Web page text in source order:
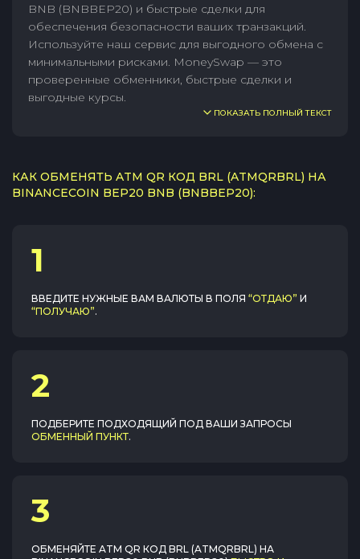
BNB (BNBBEP20) и быстрые сделки для
обеспечения безопасности ваших транзакций.
Используйте наш сервис для выгодного обмена с
минимальными рисками. MoneySwap — это
проверенные обменники, быстрые сделки и
выгодные курсы.
ПОКАЗАТЬ ПОЛНЫЙ ТЕКСТ
КАК ОБМЕНЯТЬ ATM QR КОД BRL (ATMQRBRL) НА
BINANCECOIN BEP20 BNB (BNBBEP20):
1
ВВЕДИТЕ НУЖНЫЕ ВАМ ВАЛЮТЫ В ПОЛЯ “ОТДАЮ” И
“ПОЛУЧАЮ”.
2
ПОДБЕРИТЕ ПОДХОДЯЩИЙ ПОД ВАШИ ЗАПРОСЫ
ОБМЕННЫЙ ПУНКТ.
3
ОБМЕНЯЙТЕ ATM QR КОД BRL (ATMQRBRL) НА